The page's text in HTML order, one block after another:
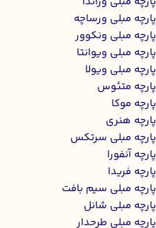
پارچه مبلی ورساچه
پارچه مبلی ونکوور
پارچه مبلی ویوانتا
پارچه مبلی ویولا
پارچه متئوس
پارچه موکا
پارچه هنری
پارچه مبلی سرتکس
پارچه آنفورا
پارچه فریدا
پارچه مبلی سیم بافت
پارچه مبلی شانل
پارچه مبلی طرحدار